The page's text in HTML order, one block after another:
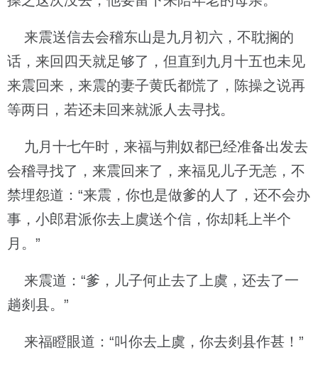
来震送信去会稽东山是九月初六，不耽搁的
话，来回四天就足够了，但直到九月十五也未见
来震回来，来震的妻子黄氏都慌了，陈操之说再
等两日，若还未回来就派人去寻找。
九月十七午时，来福与荆奴都已经准备出发去
会稽寻找了，来震回来了，来福见儿子无恙，不
禁埋怨道：“来震，你也是做爹的人了，还不会办
事，小郎君派你去上虞送个信，你却耗上半个
月。”
来震道：“爹，儿子何止去了上虞，还去了一
趟剡县。”
来福瞪眼道：“叫你去上虞，你去剡县作甚！”